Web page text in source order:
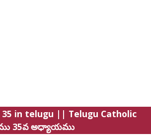
35 in telugu || Telugu Catholic
35వ అధ్యాయము